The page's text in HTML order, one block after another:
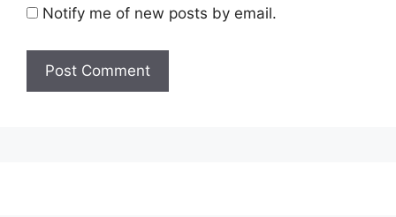
Notify me of new posts by email.